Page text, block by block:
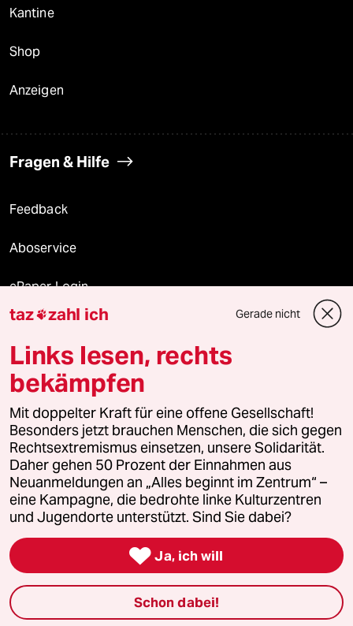
Kantine
Shop
Anzeigen
Fragen & Hilfe
Feedback
Aboservice
ePaper Login
Downloads für Abonnierende
© 2026 taz Verlags und Vertriebs GmbH
Alle Rechte vorbehalten. Bei rechtlichen Fragen oder für Genehmigungen
wenden Sie sich bitte an
lizenzen@taz.de
Feedback Redaktionsstatut Kommune-Richtlinien
Leitlinie Informant Datenschutz Impressum AGB
Seitenwende Einwilligungen widerrufen (Ads)
taz zahl ich Gerade nicht
Links lesen, rechts
bekämpfen
Mit doppelter Kraft für eine offene Gesellschaft!
Besonders jetzt brauchen Menschen, die sich gegen
Rechtsextremismus einsetzen, unsere Solidarität.
Daher gehen 50 Prozent der Einnahmen aus
Neuanmeldungen an „Alles beginnt im Zentrum“ –
eine Kampagne, die bedrohte linke Kulturzentren
und Jugendorte unterstützt. Sind Sie dabei?
 Ja, ich will
Schon dabei!